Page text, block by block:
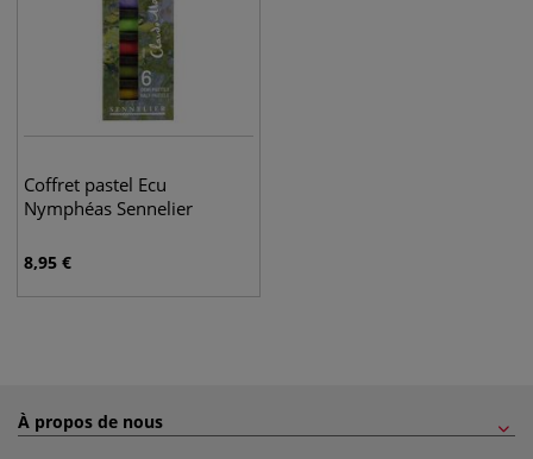
Coffret pastel Ecu
Nymphéas Sennelier
8,95 €
À propos de nous